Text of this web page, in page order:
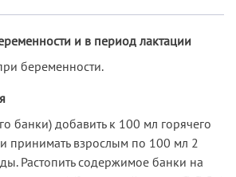
и в период лактации
беременности.
банки) добавить к 100 мл горячего
принимать взрослым по 100 мл 2
Растопить содержимое банки на